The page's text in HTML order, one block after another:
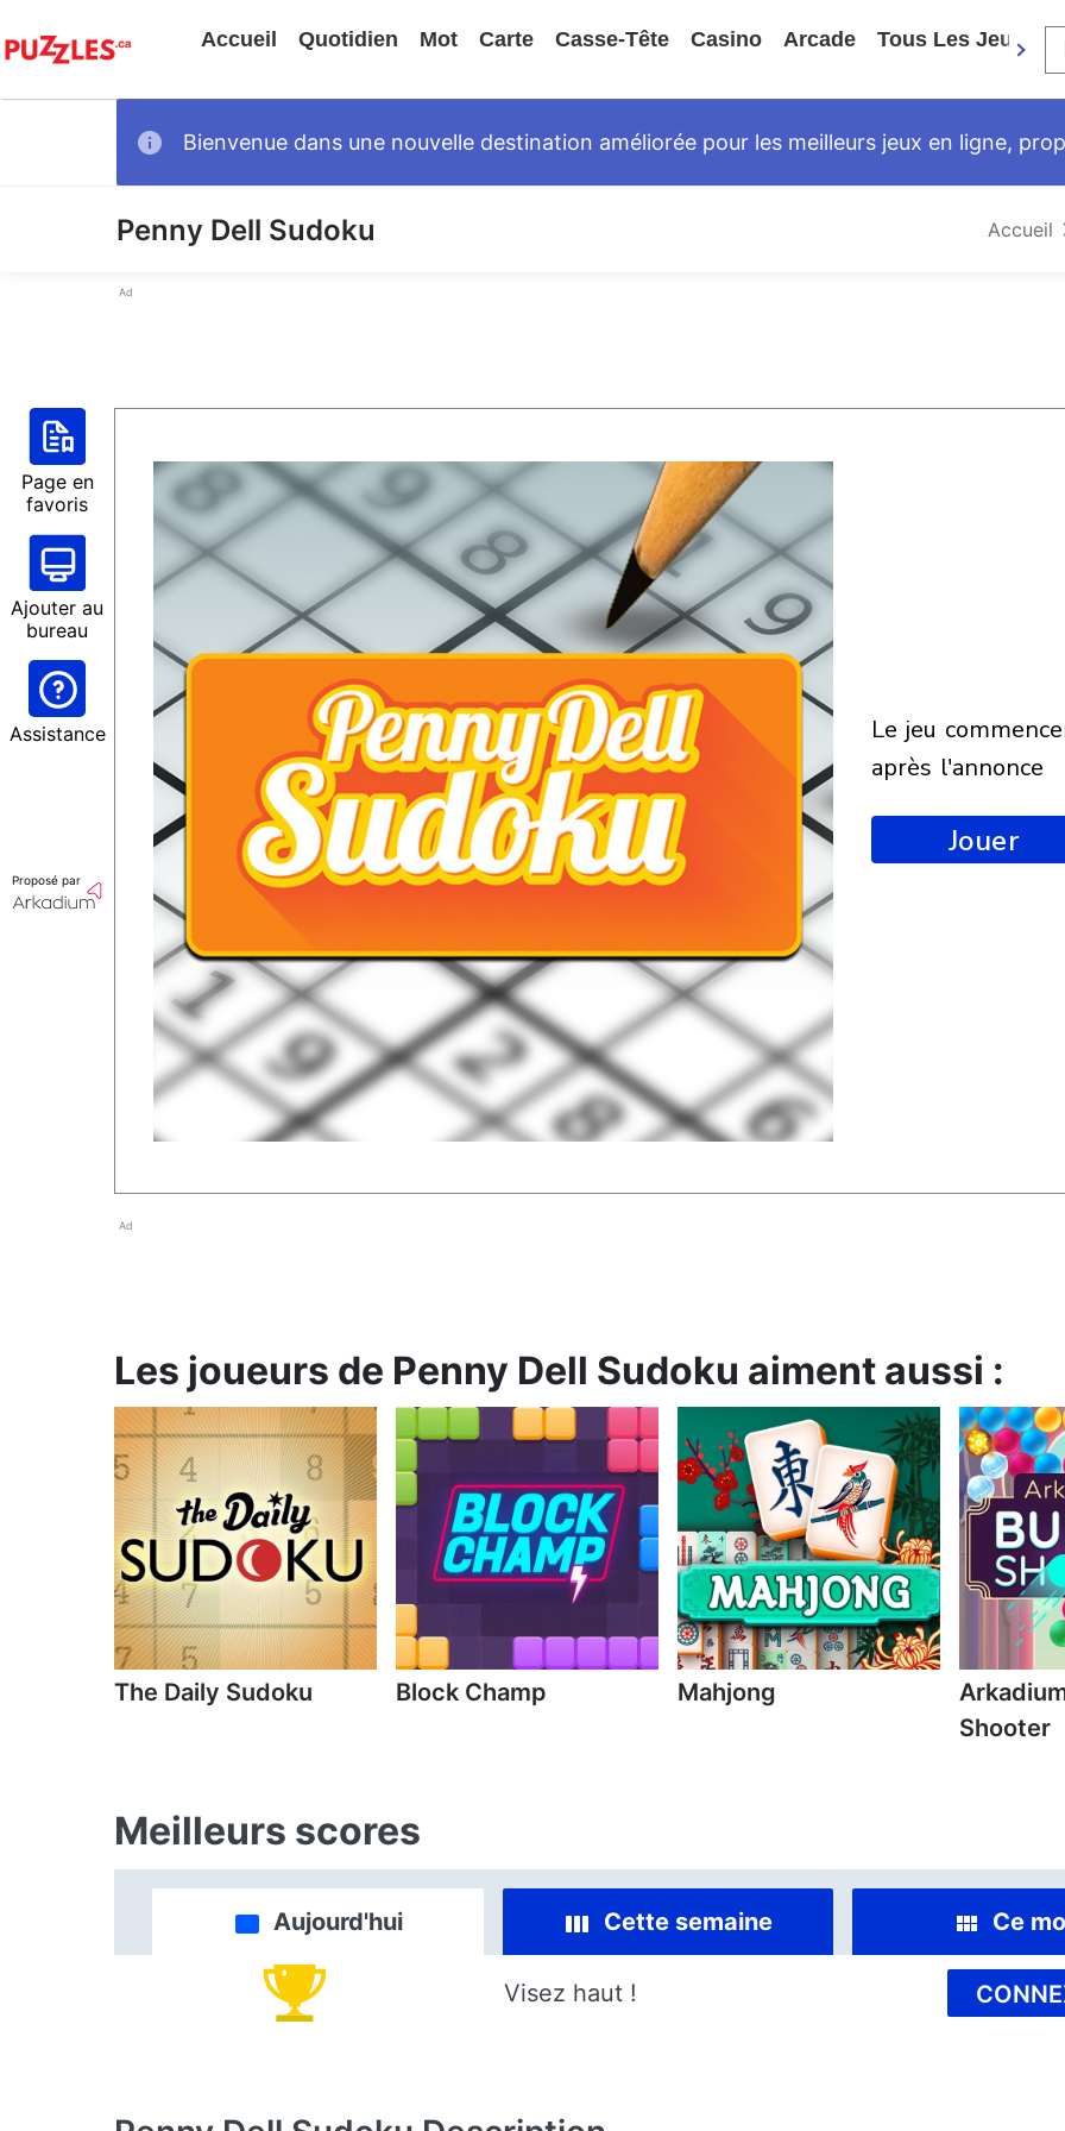
Accueil Quotidien Mot Carte Casse-Tête Casino Arcade Tous Les Jeux
Bienvenue dans une nouvelle destination améliorée pour les meilleurs jeux en ligne,
Penny Dell Sudoku Accueil
Ad
Page en
favoris
Ajouter au
bureau
Assistance
Proposé par
le jeu commencera
après l'annonce
Jouer
Ad
Les joueurs de Penny Dell Sudoku aiment aussi :
The Daily Sudoku Block Champ Mahjong
Shooter
Meilleurs scores
Aujourd'hui Cette semaine Ce
Visez haut !